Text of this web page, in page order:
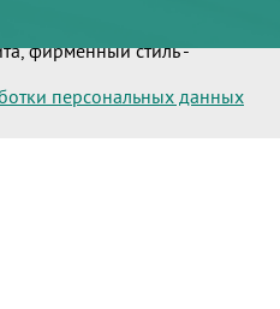
фирменный стиль -
персональных данных